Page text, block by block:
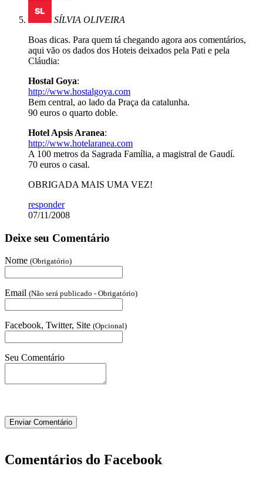
SÍLVIA OLIVEIRA
Boas dicas. Para quem tá chegando agora aos comentários,
aqui vão os dados dos Hoteis deixados pela Pati e pela
Cláudia:
Hostal Goya:
http://www.hostalgoya.com
Bem central, ao lado da Praça da catalunha.
90 euros o quarto doble.
Hotel Apsis Aranea:
http://www.hotelaranea.com
A 100 metros da Sagrada Família, a magistral de Gaudí.
70 euros o casal.
OBRIGADA MAIS UMA VEZ!
responder
07/11/2008
Deixe seu Comentário
Nome (Obrigatório)
Email (Não será publicado - Obrigatório)
Facebook, Twitter, Site (Opcional)
Seu Comentário
Comentários do Facebook